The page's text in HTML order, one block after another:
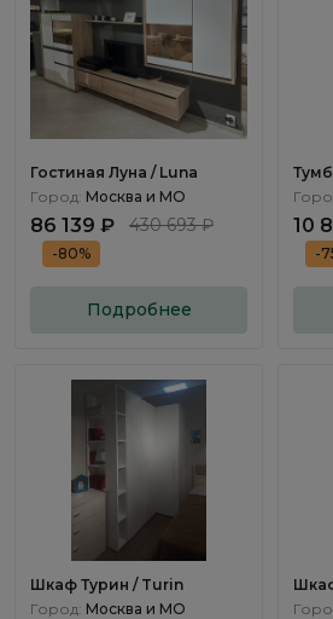
Гостиная Луна / Luna
Город: Москва и МО
86 139 ₽ 430 693 ₽
-80%
Подробнее
10
-
Шкаф Турин / Turin
Город: Москва и МО